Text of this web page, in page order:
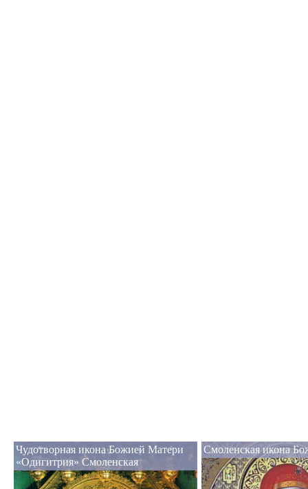
Чудотворная икона Божией Матери
«Одигитрия» Смоленская
Смоленская икона